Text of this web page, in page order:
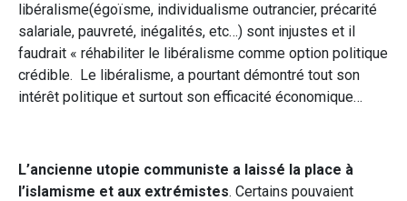
libéralisme(égoïsme, individualisme outrancier, précarité
salariale, pauvreté, inégalités, etc…) sont injustes et il
faudrait « réhabiliter le libéralisme comme option politique
crédible. Le libéralisme, a pourtant démontré tout son
intérêt politique et surtout son efficacité économique…
L’ancienne utopie communiste a laissé la place à
l’islamisme et aux extrémistes. Certains pouvaient